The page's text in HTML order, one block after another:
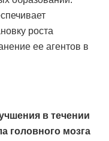
роста
ее агентов в
в течении
головного мозга